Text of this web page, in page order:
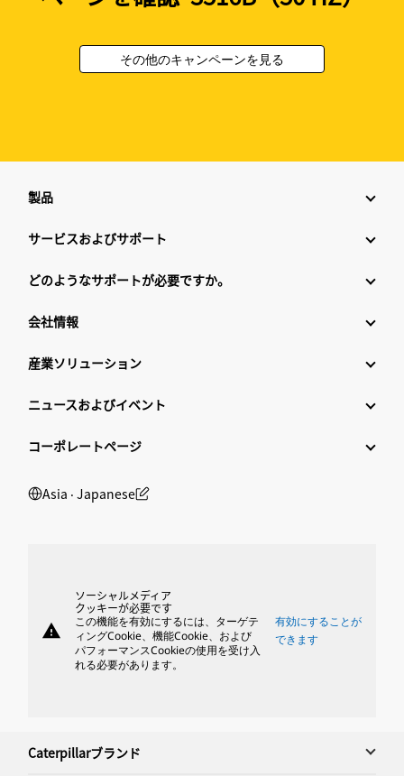
その他のキャンペーンを見る
製品
サービスおよびサポート
どのようなサポートが必要ですか。
会社情報
産業ソリューション
ニュースおよびイベント
コーポレートページ
Asia ‧ Japanese
warning
ソーシャルメディア
クッキーが必要です
この機能を有効にするには、ターゲテ
ィングCookie、機能Cookie、および
パフォーマンスCookieの使用を受け入
れる必要があります。
有効にすることが
できます
Caterpillarブランド